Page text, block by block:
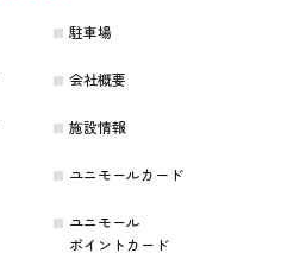
ユニモールカード
駐車場
ユニモール
ポイントカード
会社概要
施設情報